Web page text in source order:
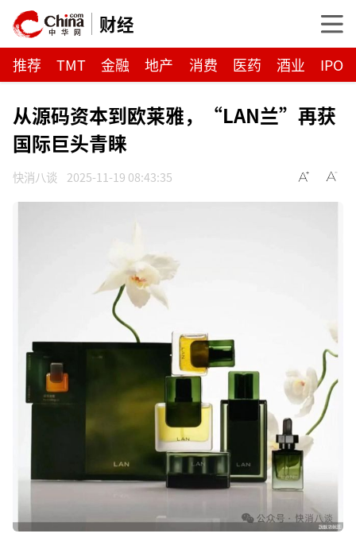
财经
推荐 TMT 金融 地产 消费 医药 酒业 IPO
从源码资本到欧莱雅，“LAN兰”再获
国际巨头青睐
快消八谈 2025-11-19 08:43:35